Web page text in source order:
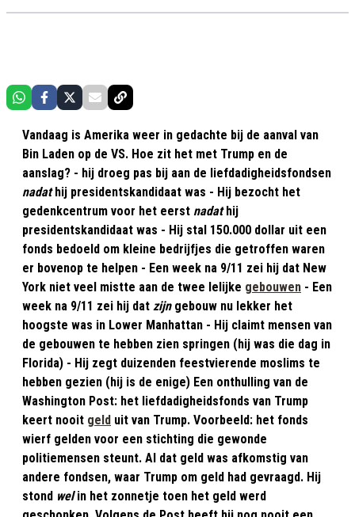
Vandaag is Amerika weer in gedachte bij de aanval van
Bin Laden op de VS. Hoe zit het met Trump en de
aanslag? - hij droeg pas bij aan de liefdadigheidsfondsen
nadathij presidentskandidaat was - Hij bezocht het
gedenkcentrum voor het eerst nadathij
presidentskandidaat was - Hij stal 150.000 dollar uit een
fonds bedoeld om kleine bedrijfjes die getroffen waren
er bovenop te helpen - Een week na 9/11 zei hij dat New
York niet veel mistte aan de twee lelijke gebouwen - Een
week na 9/11 zei hij dat zijngebouw nu lekker het
hoogste was in Lower Manhattan - Hij claimt mensen van
de gebouwen te hebben zien springen (hij was die dag in
Florida) - Hij zegt duizenden feestvierende moslims te
hebben gezien (hij is de enige) Een onthulling van de
Washington Post: het liefdadigheidsfonds van Trump
keert nooit geld uit van Trump. Voorbeeld: het fonds
wierf gelden voor een stichting die gewonde
politiemensen steunt. Al dat geld was afkomstig van
andere fondsen, waar Trump om geld had gevraagd. Hij
stond welin het zonnetje toen het geld werd